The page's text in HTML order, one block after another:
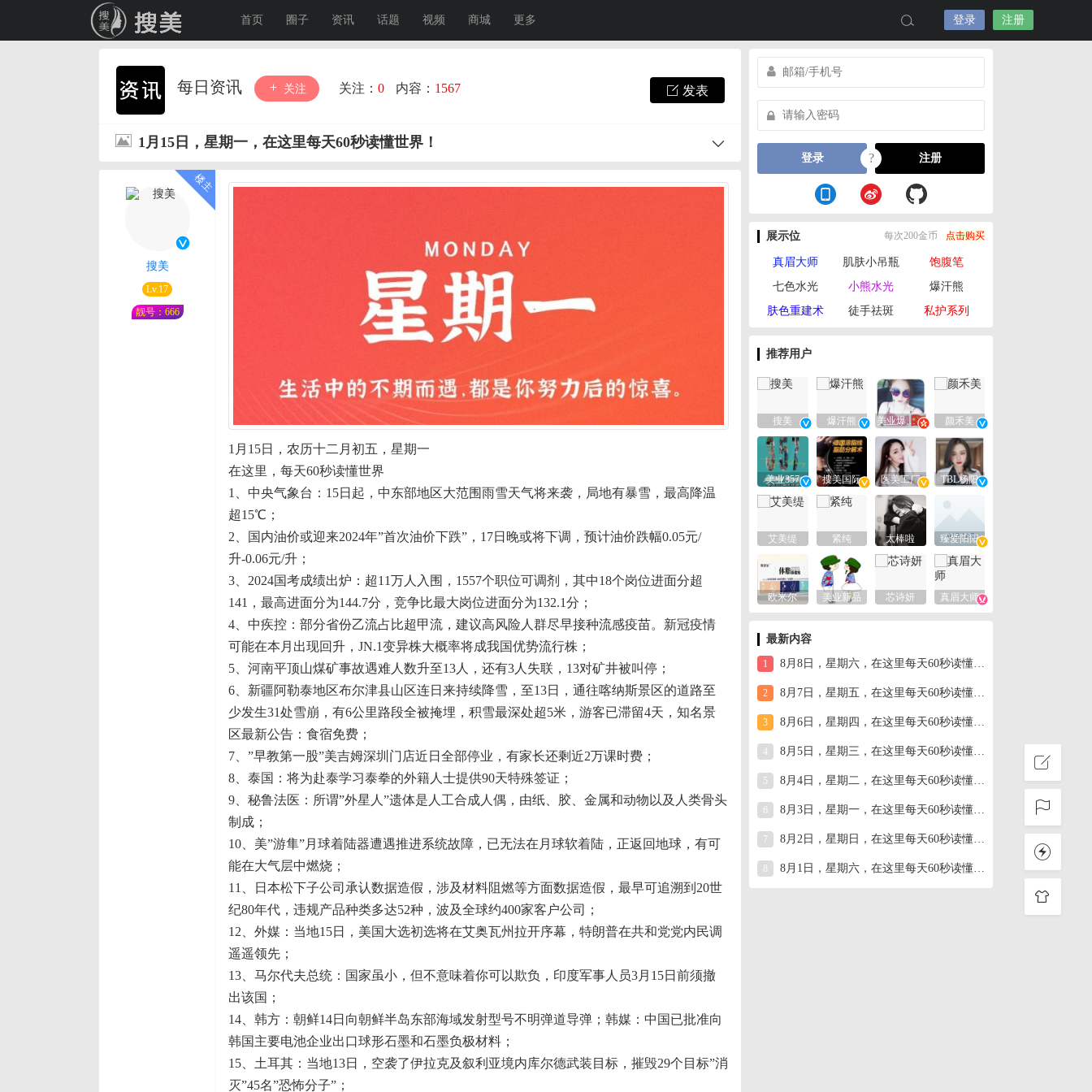
首页 圈子 资讯 话题 视频 商城 更多 登录 注册
每日资讯 关注 关注： 0 内容： 1567 发表
1月15日，星期一，在这里每天60秒读懂世界！
搜美
Lv.17
靓号：666
1月15日，农历十二月初五，星期一
在这里，每天60秒读懂世界
1、中央气象台：15日起，中东部地区大范围雨雪天气将来袭，局地有暴雪，最高降温
超15℃；
2、国内油价或迎来2024年”首次油价下跌”，17日晚或将下调，预计油价跌幅0.05元/
升-0.06元/升；
3、2024国考成绩出炉：超11万人入围，1557个职位可调剂，其中18个岗位进面分超
141，最高进面分为144.7分，竞争比最大岗位进面分为132.1分；
4、中疾控：部分省份乙流占比超甲流，建议高风险人群尽早接种流感疫苗。新冠疫情
可能在本月出现回升，JN.1变异株大概率将成我国优势流行株；
5、河南平顶山煤矿事故遇难人数升至13人，还有3人失联，13对矿井被叫停；
6、新疆阿勒泰地区布尔津县山区连日来持续降雪，至13日，通往喀纳斯景区的道路至
少发生31处雪崩，有6公里路段全被掩埋，积雪最深处超5米，游客已滞留4天，知名景
区最新公告：食宿免费；
7、”早教第一股”美吉姆深圳门店近日全部停业，有家长还剩近2万课时费；
8、泰国：将为赴泰学习泰拳的外籍人士提供90天特殊签证；
9、秘鲁法医：所谓”外星人”遗体是人工合成人偶，由纸、胶、金属和动物以及人类骨头
制成；
10、美”游隼”月球着陆器遭遇推进系统故障，已无法在月球软着陆，正返回地球，有可
能在大气层中燃烧；
11、日本松下子公司承认数据造假，涉及材料阻燃等方面数据造假，最早可追溯到20世
纪80年代，违规产品种类多达52种，波及全球约400家客户公司；
12、外媒：当地15日，美国大选初选将在艾奥瓦州拉开序幕，特朗普在共和党党内民调
遥遥领先；
13、马尔代夫总统：国家虽小，但不意味着你可以欺负，印度军事人员3月15日前须撤
出该国；
14、韩方：朝鲜14日向朝鲜半岛东部海域发射型号不明弹道导弹；韩媒：中国已批准向
韩国主要电池企业出口球形石墨和石墨负极材料；
15、土耳其：当地13日，空袭了伊拉克及叙利亚境内库尔德武装目标，摧毁29个目标”消
灭”45名”恐怖分子”；
登录 ? 注册
展示位 每次200金币 点击购买
真眉大师 肌肤小吊瓶
饱腹笔
七色水光
小熊水光
爆汗熊
肤色重建术
徒手祛斑 私护系列
推荐用户
搜美 爆汗熊 美业爆款平台 颜禾美
美业357 搜美国际 医美工厂 TBL杨阳
艾美缇 紧纯 太棒啦 臻爱阳阳
欧米尔 美业新品 芯诗妍 真眉大师
最新内容
1 8月8日，星期六，在这里每天60秒读懂世界！
2 8月7日，星期五，在这里每天60秒读懂世界！
3 8月6日，星期四，在这里每天60秒读懂世界！
4 8月5日，星期三，在这里每天60秒读懂世界！
5 8月4日，星期二，在这里每天60秒读懂世界！
6 8月3日，星期一，在这里每天60秒读懂世界！
7 8月2日，星期日，在这里每天60秒读懂世界！
8月1日，星期六，在这里每天60秒读懂世界！